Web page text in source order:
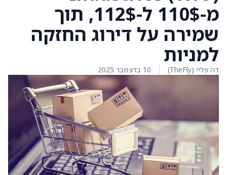
מ-110$ ל-112$, תוך
שמירה על דירוג החזקה
למניות
דה פליי (TheFly) 10 בדצמבר 2025